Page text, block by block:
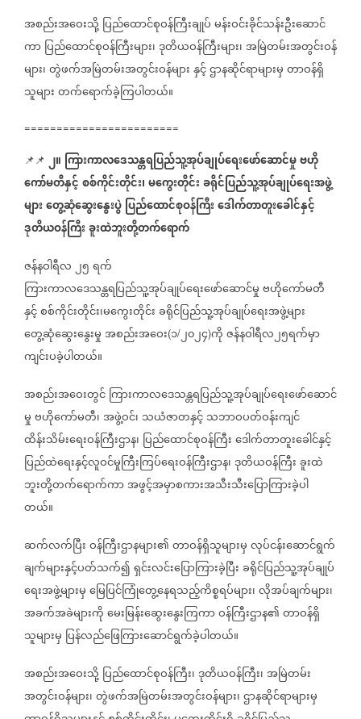
အစည်းအဝေးသို့ပြည်ထောင်စုဝန်ကြီးချုပ်မန်းဝင်းခိုင်သန်းဦးဆောင်
ကာပြည်ထောင်စုဝန်ကြီးများ၊ဒုတိယဝန်ကြီးများ၊အမြဲတမ်းအတွင်းဝန်
များ၊တွဲဖက်အမြဲတမ်းအတွင်းဝန်များနှင့်ဌာနဆိုင်ရာများမှတာဝန်ရှိ
သူများတက်ရောက်ခဲ့ကြပါတယ်။
========================
📌📌 ၂။ ကြားကာလဒေသန္တရပြည်သူ့အုပ်ချုပ်ရေးဖော်ဆောင်မှုဗဟို
ကော်မတီနှင့်စစ်ကိုင်းတိုင်း၊မကွေးတိုင်းခရိုင်ပြည်သူ့အုပ်ချုပ်ရေးအဖွဲ့
များတွေ့ဆုံဆွေးနွေးပွဲပြည်ထောင်စုဝန်ကြီးဒေါက်တာတူးခေါင်နှင့်
ဒုတိယဝန်ကြီးခူးထဲဘူးတို့တက်ရောက်
ဇန်နဝါရီလ၂၅ရက်
ကြားကာလဒေသန္တရပြည်သူ့အုပ်ချုပ်ရေးဖော်ဆောင်မှုဗဟိုကော်မတီ
နှင့်စစ်ကိုင်းတိုင်း၊မကွေးတိုင်းခရိုင်ပြည်သူ့အုပ်ချုပ်ရေးအဖွဲ့များ
တွေ့ဆုံဆွေးနွေးမှုအစည်းအဝေး(၁/၂၀၂၄)ကိုဇန်နဝါရီလ၂၅ရက်မှာ
ကျင်းပခဲ့ပါတယ်။
အစည်းအဝေးတွင်ကြားကာလဒေသန္တရပြည်သူ့အုပ်ချုပ်ရေးဖော်ဆောင်
မှုဗဟိုကော်မတီ၊အဖွဲ့ဝင်၊ သယံဇာတနှင့်သဘာဝပတ်ဝန်းကျင်
ထိန်းသိမ်းရေးဝန်ကြီးဌာန၊ ပြည်ထောင်စုဝန်ကြီးဒေါက်တာတူးခေါင်နှင့်
ပြည်ထဲရေးနှင့်လူဝင်မှုကြီးကြပ်ရေးဝန်ကြီးဌာန၊ဒုတိယဝန်ကြီးခူးထဲ
ဘူးတို့တက်ရောက်ကာအဖွင့်အမှာစကားအသီးသီးပြောကြားခဲ့ပါ
တယ်။
ဆက်လက်ပြီးဝန်ကြီးဌာနများ၏တာဝန်ရှိသူများမှလုပ်ငန်းဆောင်ရွက်
ချက်များနှင့်ပတ်သက်၍ရှင်းလင်းပြောကြားခဲ့ပြီးခရိုင်ပြည်သူ့အုပ်ချုပ်
ရေးအဖွဲ့များမှမြေပြင်ကြုံတွေ့နေရသည့်ကိစ္စရပ်များ၊လိုအပ်ချက်များ၊
အခက်အခဲများကိုမေးမြန်းဆွေးနွေးကြကာဝန်ကြီးဌာန၏တာဝန်ရှိ
သူများမှ ပြန်လည်ဖြေကြားဆောင်ရွက်ခဲ့ပါတယ်။
အစည်းအဝေးသို့ပြည်ထောင်စုဝန်ကြီး၊ဒုတိယဝန်ကြီး၊အမြဲတမ်း
အတွင်းဝန်များ၊တွဲဖက်အမြဲတမ်းအတွင်းဝန်များ၊ဌာနဆိုင်ရာများမှ